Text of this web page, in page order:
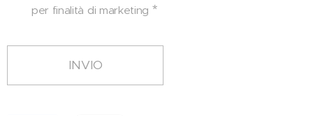
per finalità di marketing
INVIO